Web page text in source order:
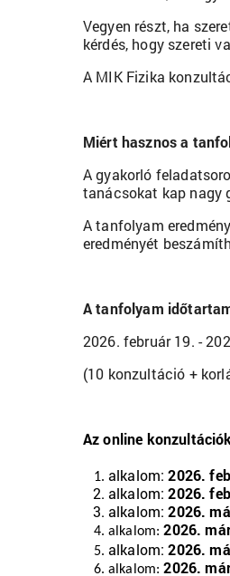
Vegyen részt, ha
kérdés, hogy szereti
A MIK Fizika
Miért hasznos a
A gyakorló
tanácsokat kap nagy
A tanfolyam
eredményét
A tanfolyam
2026. február 19. -
(10 konzultáció +
Az online
alkalom:2026.
alkalom:2026.
alkalom:2026.
alkalom:2026.
alkalom:2026.
alkalom:2026.